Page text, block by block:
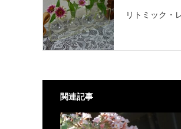
リトミック・
関連記事